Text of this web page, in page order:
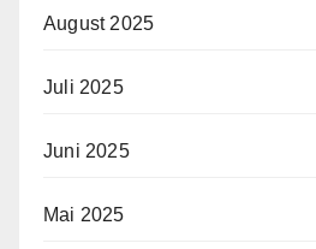
August 2025
Juli 2025
Juni 2025
Mai 2025